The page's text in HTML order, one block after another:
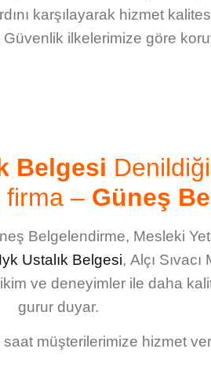
karşılayarak hizmet
ilkelerimize göre
Belgesi
firma – Güneş
Belgelendirme, Mesleki
Ustalık Belgesi, Alçı
ve deneyimler ile daha
gurur duyar.
müşterilerimize hizmet